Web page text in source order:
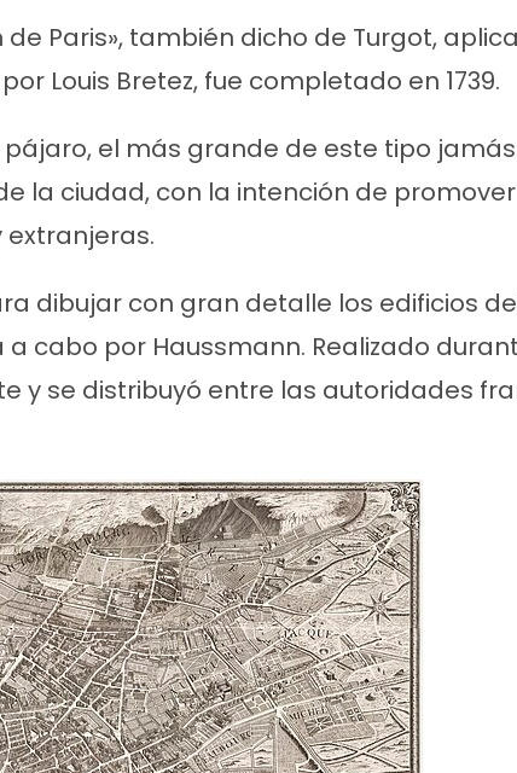
Paris», también dicho de Turgot,
Louis Bretez, fue completado en 1739.
el más grande de este tipo jamás
la ciudad, con la intención de
extranjeras.
dibujar con gran detalle los edificios
cabo por Haussmann. Realizado
y se distribuyó entre las autoridades